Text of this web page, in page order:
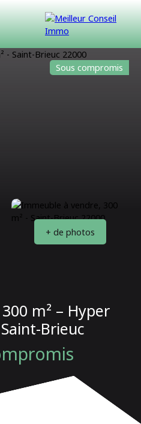
Sous compromis
+ de photos
m² – Hyper
Brieuc